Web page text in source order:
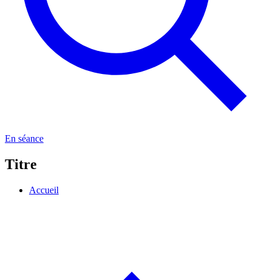
En séance
Titre
Accueil